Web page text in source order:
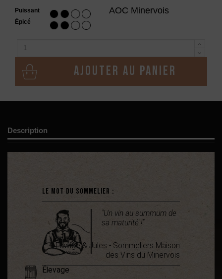
Puissant
Épicé
AOC Minervois
Ajouter au panier
Description
Le mot du sommelier :
"Un vin au summum de
sa maturité !"
Edwige & Jules - Sommeliers Maison
des Vins du Minervois
Élevage